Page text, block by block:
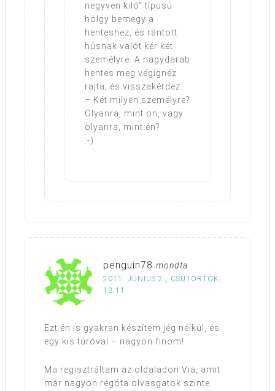
negyven kiló” típusú
hölgy bemegy a
henteshez, és rántott
húsnak valót kér két
személyre. A nagydarab
hentes meg végignéz
rajta, és visszakérdez:
– Két milyen személyre?
Olyanra, mint ön, vagy
olyanra, mint én?
:-)
penguin78 mondta
2011. JÚNIUS 2., CSÜTÖRTÖK,
13:11
Ezt én is gyakran készítem jég nélkül, és
egy kis túróval – nagyon finom!
Ma regisztráltam az oldaladon Via, amit
már nagyon régóta olvasgatok szinte